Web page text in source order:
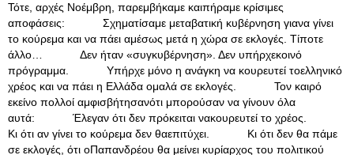
Τότε, αρχές Νοέμβρη, παρεμβήκαμε καιπήραμε κρίσιμες
αποφάσεις: Σχηματίσαμε μεταβατική κυβέρνηση γιανα γίνει
το κούρεμα και να πάει αμέσως μετά η χώρα σε εκλογές. Τίποτε
άλλο… Δεν ήταν «συγκυβέρνηση». Δεν υπήρχεκοινό
πρόγραμμα. Υπήρχε μόνο η ανάγκη να κουρευτεί τοελληνικό
χρέος και να πάει η Ελλάδα ομαλά σε εκλογές. Τον καιρό
εκείνο πολλοί αμφισβήτησανότι μπορούσαν να γίνουν όλα
αυτά: Έλεγαν ότι δεν πρόκειται νακουρευτεί το χρέος.
Κι ότι αν γίνει το κούρεμα δεν θαεπιτύχει. Κι ότι δεν θα πάμε
σε εκλογές, ότι οΠαπανδρέου θα μείνει κυρίαρχος του πολιτικού